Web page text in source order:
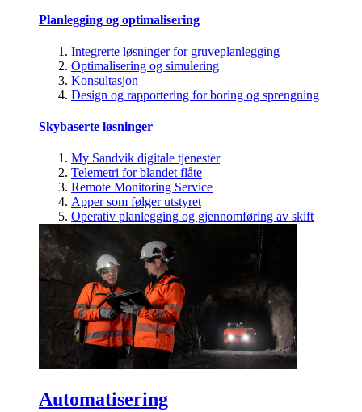
Planlegging og optimalisering
Integrerte løsninger for gruveplanlegging
Optimalisering og simulering
Konsultasjon
Design og rapportering for boring og sprengning
Skybaserte løsninger
My Sandvik digitale tjenester
Telemetri for blandet flåte
Remote Monitoring Service
Apper som følger utstyret
Operativ planlegging og gjennomføring av skift
Automatisering